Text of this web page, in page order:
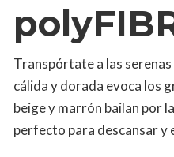
Transpórtate a las
cálida y dorada evoca los
beige y marrón bailan por
perfecto para descansar y